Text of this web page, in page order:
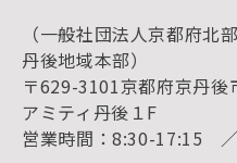
キャンプ
お宿探し
宿泊・日帰り予約（空
予約照会・予約キャ
宿泊施設一覧（お宿
アクセス
お知らせ
イベント情報
（一般社団法人京都府
丹後地域本部）
〒629-3101京都府京丹
アミティ丹後１F
営業時間：8:30-17:15